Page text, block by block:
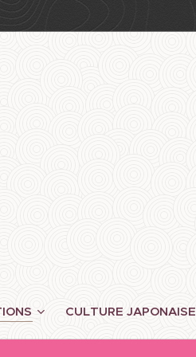
CULTURE JAPONAISE